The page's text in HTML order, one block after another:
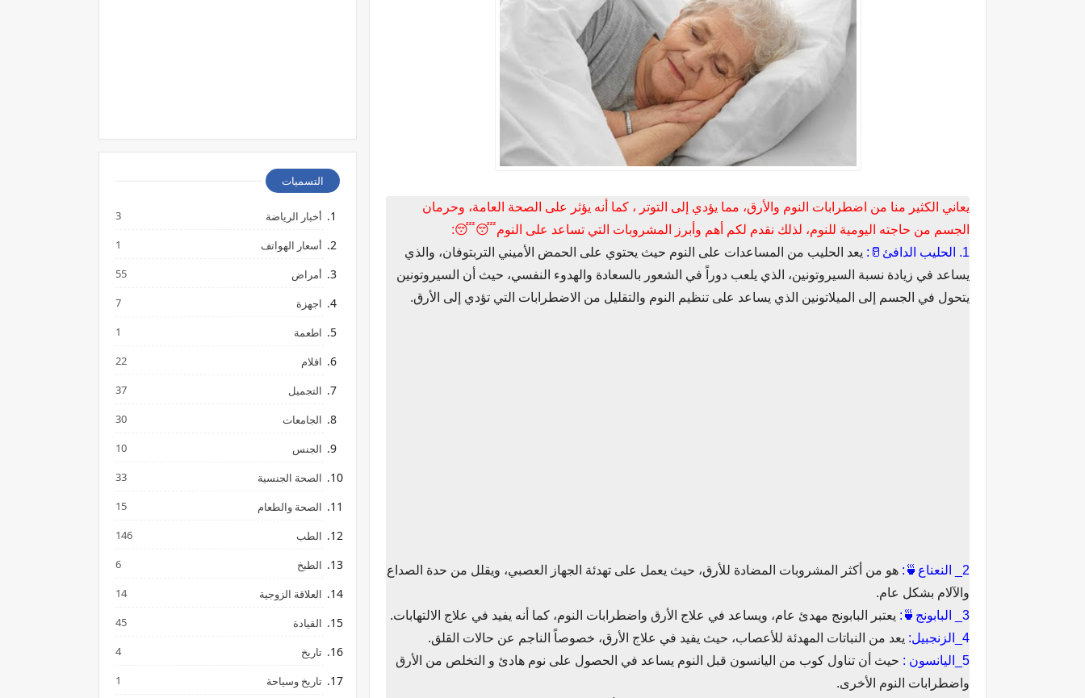
يعاني الكثير منا من اضطرابات النوم والأرق، مما يؤدي إلى التوتر ، كما أنه يؤثر على الصحة العامة، وحرمان
الجسم من حاجته اليومية للنوم، لذلك نقدم لكم أهم وأبرز المشروبات التي تساعد على النوم😴😴:
1. الحليب الدافئ🥛:
يعد الحليب من المساعدات على النوم حيث يحتوي على الحمض الأميني التربتوفان، والذي
يساعد في زيادة نسبة السيروتونين، الذي يلعب دوراً في الشعور بالسعادة والهدوء النفسي، حيث أن السيروتونين
يتحول في الجسم إلى الميلاتونين الذي يساعد على تنظيم النوم والتقليل من الاضطرابات التي تؤدي إلى الأرق.
2_ النعناع🍵:
هو من أكثر المشروبات المضادة للأرق، حيث يعمل على تهدئة الجهاز العصبي، ويقلل من حدة الصداع
والآلام بشكل عام.
3_ البابونج🍵:
يعتبر البابونج مهدئ عام، ويساعد في علاج الأرق واضطرابات النوم، كما أنه يفيد في علاج الالتهابات.
4_الزنجبيل:
يعد من النباتات المهدئة للأعصاب، حيث يفيد في علاج الأرق، خصوصاً الناجم عن حالات القلق.
5_اليانسون :
حيث أن تناول كوب من اليانسون قبل النوم يساعد في الحصول على نوم هادئ و التخلص من الأرق
واضطرابات النوم الأخرى.
التسميات
أخبار الرياضة 3
أسعار الهواتف 1
أمراض 55
اجهزة 7
اطعمة 1
افلام 22
التجميل 37
الجامعات 30
الجنس 10
الصحة الجنسية 33
الصحة والطعام 15
الطب 146
الطبخ 6
العلاقة الزوجية 14
القيادة 45
تاريخ 4
تاريخ وسياحة 1